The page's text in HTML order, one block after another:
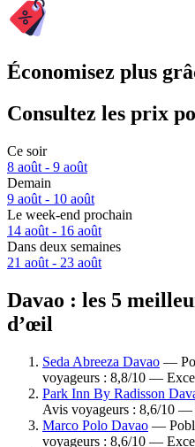
Économisez plus
Consultez les prix
Ce soir
8 août - 9 août
Demain
9 août - 10 août
Le week-end prochain
14 août - 16 août
Dans deux semaines
21 août - 23 août
Davao : les 5
d’œil
Seda Abreeza Davao —
voyageurs : 8,8/10 —
Park Inn By Radisson
Avis voyageurs : 8,6/10 —
Marco Polo Davao —
voyageurs : 8,6/10 —